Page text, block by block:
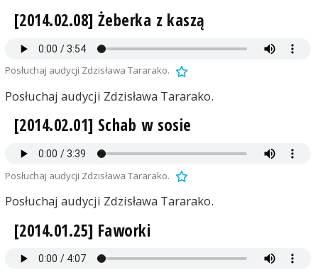
[2014.02.08] Żeberka z kaszą
Posłuchaj audycji Zdzisława Tararako.
Posłuchaj audycji Zdzisława Tararako.
[2014.02.01] Schab w sosie
Posłuchaj audycji Zdzisława Tararako.
Posłuchaj audycji Zdzisława Tararako.
[2014.01.25] Faworki